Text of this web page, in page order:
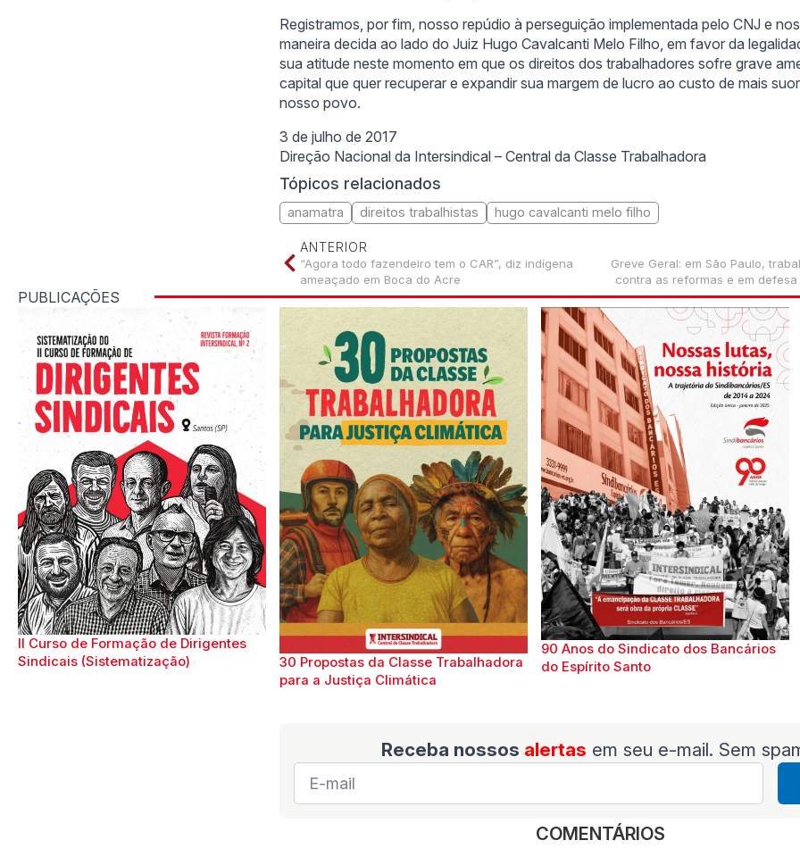
Registramos, por fim, nosso repúdio à perseguição implementada pelo CNJ e
maneira decida ao lado do Juiz Hugo Cavalcanti Melo Filho, em favor da
sua atitude neste momento em que os direitos dos trabalhadores sofre grave
capital que quer recuperar e expandir sua margem de lucro ao custo de mais
nosso povo.
3 de julho de 2017
Direção Nacional da Intersindical – Central da Classe Trabalhadora
Tópicos relacionados
anamatra direitos trabalhistas hugo cavalcanti melo filho
Greve Geral: em São Paulo,
contra as reformas e em
ANTERIOR
“Agora todo fazendeiro tem o CAR”, diz indígena
ameaçado em Boca do Acre
PUBLICAÇÕES
II Curso de Formação de Dirigentes
Sindicais (Sistematização)
30 Propostas da Classe Trabalhadora
para a Justiça Climática
90 Anos do Sindicato dos Bancários
do Espírito Santo
Receba nossos alertas em seu e-mail. Sem
E-
mail
COMENTÁRIOS